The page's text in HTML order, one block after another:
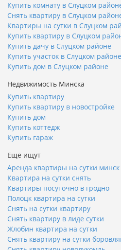
Купить комнату в Слуцком
Снять квартиру в Слуцком
Квартиры на сутки в Слуцком
Купить квартиру в Слуцком
Купить дачу в Слуцком районе
Купить участок в Слуцком районе
Купить дом в Слуцком районе
Недвижимость Минска
Купить квартиру
Купить квартиру в новостройке
Купить дом
Купить коттедж
Купить гараж
Ещё ищут
Аренда квартиры на сутки минск
Квартира на сутки снять
Квартиры посуточно в гродно
Полоцк квартира на сутки
Снять на сутки квартиру
Снять квартиру в лиде сутки
Жлобин квартира на сутки
Снять квартиру на сутки